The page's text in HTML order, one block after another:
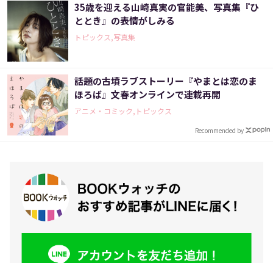
35歳を迎える山崎真実の官能美、写真集『ひ
ととき』の表情がしみる
トピックス,写真集
話題の古墳ラブストーリー『やまとは恋のま
ほろば』文春オンラインで連載再開
アニメ・コミック,トピックス
Recommended by